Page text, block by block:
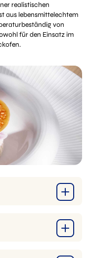
realistischen
aus lebensmittelechtem
von
für den Einsatz im